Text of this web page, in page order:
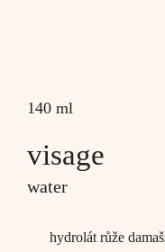
140 ml
visage
water
hydrolát růže